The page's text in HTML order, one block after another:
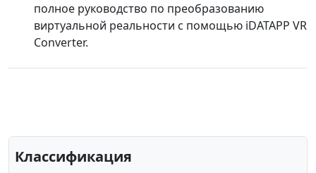
Классификация
полное руководство по преобразованию
виртуальной реальности с помощью iDATAPP VR
Converter.
Deutsche
Français
Italiano
Norsk
Dansk
Ελληνικά
Türk
Română